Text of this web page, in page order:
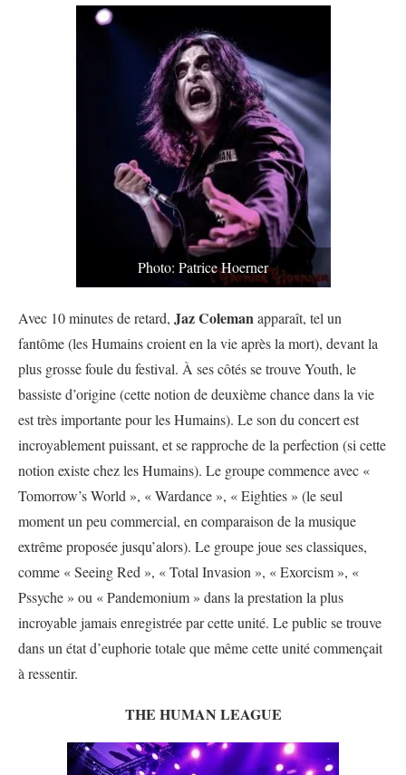
Photo: Patrice Hoerner
Avec 10 minutes de retard, Jaz Colemanapparaît, tel un
fantôme (les Humains croient en la vie après la mort), devant la
plus grosse foule du festival. À ses côtés se trouve Youth, le
bassiste d’origine (cette notion de deuxième chance dans la vie
est très importante pour les Humains). Le son du concert est
incroyablement puissant, et se rapproche de la perfection (si cette
notion existe chez les Humains). Le groupe commence avec «
Tomorrow’s World », « Wardance », « Eighties » (le seul
moment un peu commercial, en comparaison de la musique
extrême proposée jusqu’alors). Le groupe joue ses classiques,
comme « Seeing Red », « Total Invasion », « Exorcism », «
Pssyche » ou « Pandemonium » dans la prestation la plus
incroyable jamais enregistrée par cette unité. Le public se trouve
dans un état d’euphorie totale que même cette unité commençait
à ressentir.
THE HUMAN LEAGUE